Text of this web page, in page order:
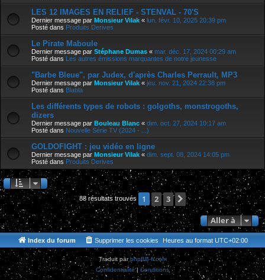
LES 12 IMAGES EN RELIEF - STENVAL - 70'S
Dernier message par Monsieur Vilak « lun. févr. 10, 2025 20:39 pm
Posté dans Produits Derives
Le Pirate Maboule
Dernier message par Stéphane Dumas « mar. déc. 17, 2024 00:29 am
Posté dans Les autres émissions marquantes de notre jeunesse
"Barbe Bleue", par Judex, d'après Charles Perrault, MP3
Dernier message par Monsieur Vilak « jeu. nov. 21, 2024 22:38 pm
Posté dans Blabla
Les différents types de robots : golgoths, monstrogoths,
dizers
Dernier message par Bouleau Blanc « dim. oct. 27, 2024 10:17 am
Posté dans Nouvelle Série TV (2024 - ...)
GOLDOFIGHT : jeu vidéo en ligne
Dernier message par Monsieur Vilak « dim. sept. 08, 2024 14:05 pm
Posté dans Produits Derives
88 résultats trouvés 1 2 3
Suivante
Aller à
Index du forum Heures au format UTC+02:00
Supprimer les cookies
Traduit parphpBB-fr.com
Confidentialité| Conditions